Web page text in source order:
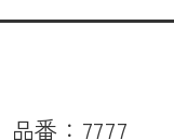
品番：7777